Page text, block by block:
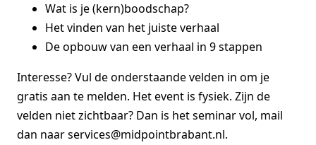
Wat is je (kern)boodschap?
Het vinden van het juiste verhaal
De opbouw van een verhaal in 9 stappen
Interesse? Vul de onderstaande velden in om je
gratis aan te melden. Het event is fysiek. Zijn de
velden niet zichtbaar? Dan is het seminar vol, mail
dan naar services@midpointbrabant.nl.